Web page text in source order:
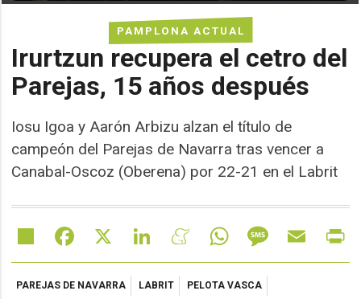
PAMPLONA ACTUAL
Irurtzun recupera el cetro del
Parejas, 15 años después
Iosu Igoa y Aarón Arbizu alzan el título de
campeón del Parejas de Navarra tras vencer a
Canabal-Oscoz (Oberena) por 22-21 en el Labrit
Share Facebook LinkedIn MeneameWhatsAppMessageEmail
PAREJAS DE NAVARRA LABRIT
PELOTA VASCA